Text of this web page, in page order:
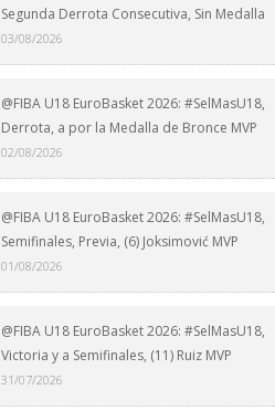
Segunda Derrota Consecutiva, Sin Medalla
03/08/2026
@FIBA U18 EuroBasket 2026: #SelMasU18,
Derrota, a por la Medalla de Bronce MVP
02/08/2026
@FIBA U18 EuroBasket 2026: #SelMasU18,
Semifinales, Previa, (6) Joksimović MVP
01/08/2026
@FIBA U18 EuroBasket 2026: #SelMasU18,
Victoria y a Semifinales, (11) Ruiz MVP
31/07/2026